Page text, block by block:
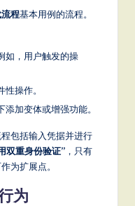
程基本用例的流程。
如，用户触发的操
操作。
加变体或增强功能。
包括输入凭据并进行
双重身份验证” ，只有
为扩展点。
为